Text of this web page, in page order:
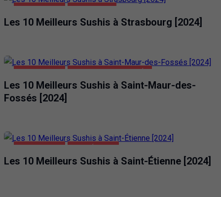
Les 10 Meilleurs Sushis à Strasbourg [2024]
Les 10 Meilleurs Sushis à Saint-Maur-des-
Fossés [2024]
Les 10 Meilleurs Sushis à Saint-Étienne [2024]